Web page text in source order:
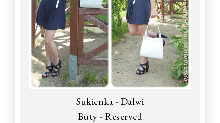
Sukienka - Dalwi
Buty - Reserved